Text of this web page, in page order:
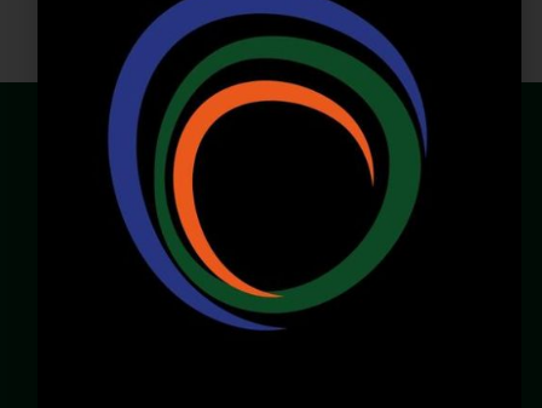
servicioalcliente@pacificcenter.co
WhatsApp: 321 2609022
Calle 36N # 6A – 65
Zona Chipichape, Cali – Valle – Colombia